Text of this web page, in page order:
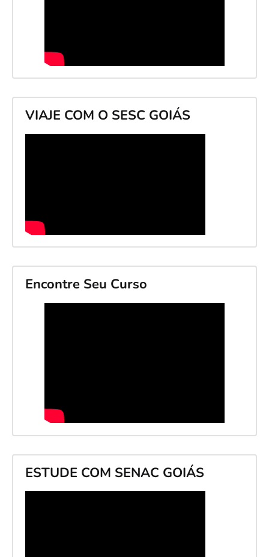
VIAJE COM O SESC GOIÁS
Encontre Seu Curso
ESTUDE COM SENAC GOIÁS